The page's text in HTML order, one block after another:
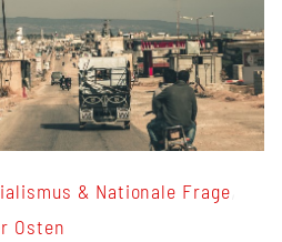
& Nationale Frage
Osten